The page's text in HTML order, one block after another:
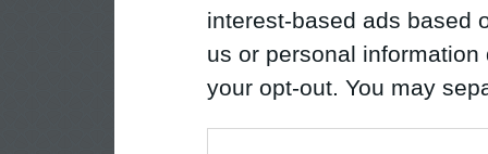
interest-based ads based
us or personal
your opt-out. You may